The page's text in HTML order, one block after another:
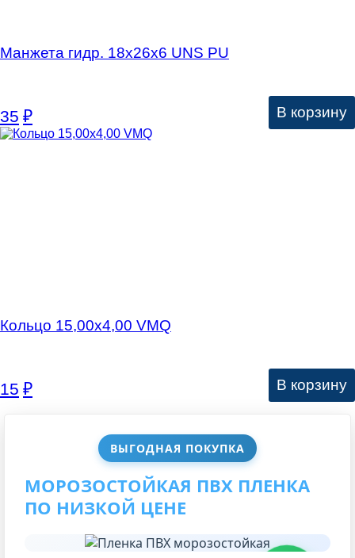
ВЫГОДНАЯ ПОКУПКА
МОРОЗОСТОЙКАЯ ПВХ ПЛЕНКА
ПО НИЗКОЙ ЦЕНЕ
Манжета гидр. 18х26х6 UNS PU
35 ₽ В корзину
Кольцо 15,00х4,00 VMQ
15 ₽ В корзину